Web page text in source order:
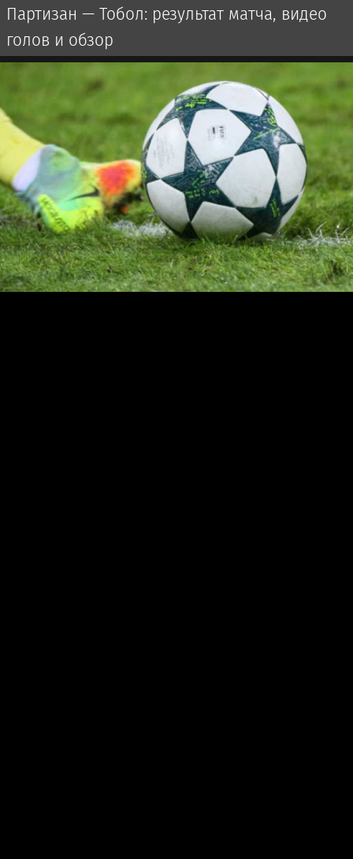
Партизан — Тобол: результат матча, видео
голов и обзор